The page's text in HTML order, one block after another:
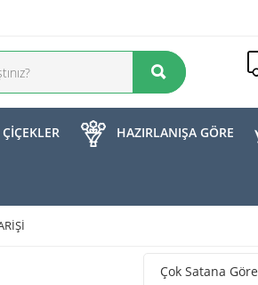
ÇİÇEKLER HAZIRLANIŞA GÖRE
Çok Satana Göre